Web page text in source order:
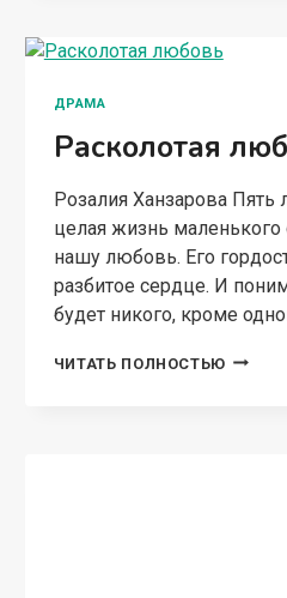
ДРАМА
Расколотая
Розалия Ханзарова Пять
целая жизнь
нашу любовь. Его
разбитое сердце. И
будет никого, кроме
ЧИТАТЬ ПОЛНОСТЬЮ